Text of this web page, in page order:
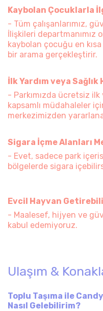
Kaybolan Çocuklarla
- Tüm çalışanlarımız,
İlişkileri departmanımız
kaybolan çocuğu en
bir arama gerçekleştirir.
İlk Yardım veya Sağlık
- Parkımızda ücretsiz
kapsamlı müdahaleler
merkezimizden
Sigara İçme Alanları
- Evet, sadece park
bölgelerde sigara
Evcil Hayvan
- Maalesef, hijyen ve
kabul edemiyoruz.
​Ulaşım &
Toplu Taşıma ile
Nasıl Gelebilirim?